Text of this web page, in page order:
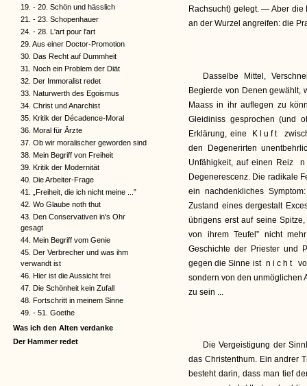
19. - 20. Schön und hässlich
21. - 23. Schopenhauer
24. - 28. L'art pour l'art
29. Aus einer Doctor-Promotion
30. Das Recht auf Dummheit
31. Noch ein Problem der Diät
32. Der Immoralist redet
33. Naturwerth des Egoismus
34. Christ und Anarchist
35. Kritik der Décadence-Moral
36. Moral für Ärzte
37. Ob wir moralischer geworden sind
38. Mein Begriff von Freiheit
39. Kritik der Modernität
40. Die Arbeiter-Frage
41. „Freiheit, die ich nicht meine ...”
42. Wo Glaube noth thut
43. Den Conservativen in's Ohr
gesagt
44. Mein Begriff vom Genie
45. Der Verbrecher und was ihm
verwandt ist
46. Hier ist die Aussicht frei
47. Die Schönheit kein Zufall
48. Fortschritt in meinem Sinne
49. - 51. Goethe
Was ich den Alten verdanke
Der Hammer redet
Rachsucht) gelegt. — Aber die
an der Wurzel angreifen: die
Dasselbe Mittel,
Begierde von Denen gewählt,
Maass in ihr auflegen zu
Gleidiniss gesprochen (und
Erklärung, eine
Kluft
den Degenerirten
Unfähigkeit, auf einen Reiz
Degenerescenz. Die radikale
ein nachdenkliches
Zustand eines dergestalt
übrigens erst auf seine
von ihrem Teufel” nicht
Geschichte der Priester und
gegen die Sinne istnicht
sondern von den unmöglichen
zu sein ...
Die Vergeistigung der
das Christenthum. Ein andrer
besteht darin, dass man tief